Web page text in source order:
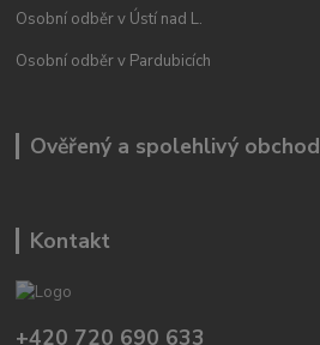
Osobní odběr v Ústí nad L.
Osobní odběr v Pardubicích
Ověřený a spolehlivý obchod
Kontakt
+420 720 690 633